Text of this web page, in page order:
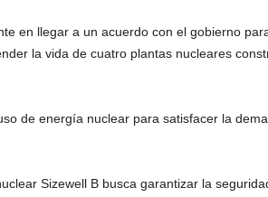
en llegar a un acuerdo con el gobierno
la vida de cuatro plantas nucleares
de energía nuclear para satisfacer la
Sizewell B busca garantizar la